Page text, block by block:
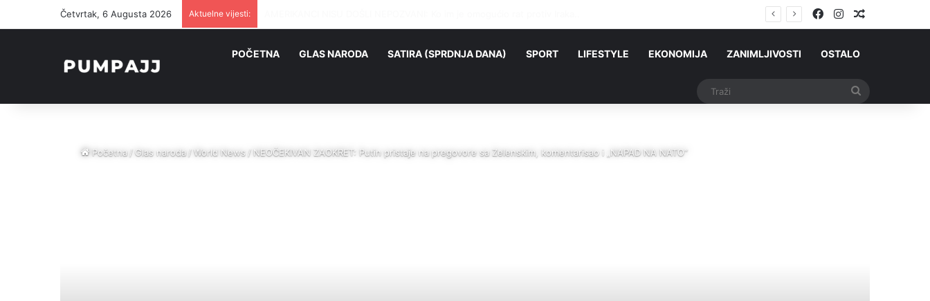
Četvrtak, 6 Augusta 2026 Aktuelne vijesti: FacebookInstagram
POČETNA GLAS NARODA SATIRA (SPRDNJA DANA) SPORT LIFESTYLE EKONOMIJA ZANIMLJIVOSTI OSTALO
Početna/Glas naroda/World News/NEOČEKIVAN ZAOKRET: Putin pristaje na pregovore sa Zelenskim, komentarisao i „NAPAD NA NATO“